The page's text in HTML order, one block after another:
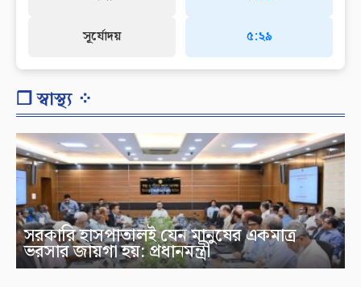
সূর্যোদয়
৫:২৯
❐ স্বাস্থ্য ⁘
সরকারি হাসপাতালই যেন মানুষের একমাত্র
ভরসার জায়গা হয়: প্রধানমন্ত্রী